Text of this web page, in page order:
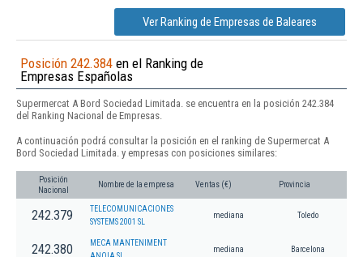
Ver Ranking de Empresas de Baleares
Posición 242.384 en el Ranking de
Empresas Españolas
Supermercat A Bord Sociedad Limitada. se encuentra en la posición 242.384
del Ranking Nacional de Empresas.
A continuación podrá consultar la posición en el ranking de Supermercat A
Bord Sociedad Limitada. y empresas con posiciones similares:
Posición
Nacional
Nombre de la empresa Ventas (€) Provincia
242.379
TELECOMUNICACIONES
SYSTEMS 2001 SL
mediana Toledo
242.380
MECA MANTENIMENT
mediana Barcelona